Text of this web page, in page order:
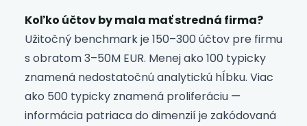
Koľko účtov by mala mať stredná firma?
Užitočný benchmark je 150–300 účtov pre firmu
s obratom 3–50M EUR. Menej ako 100 typicky
znamená nedostatočnú analytickú hĺbku. Viac
ako 500 typicky znamená proliferáciu —
informácia patriaca do dimenzií je zakódovaná